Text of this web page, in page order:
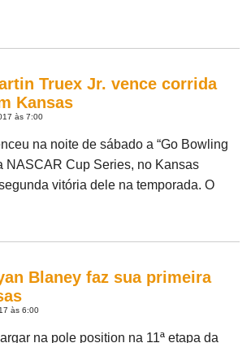
Truex Jr. vence corrida
Kansas
às 7:00
na noite de sábado a “Go Bowling
NASCAR Cup Series, no Kansas
vitória dele na temporada. O
Blaney faz sua primeira
às 6:00
na pole position na 11ª etapa da